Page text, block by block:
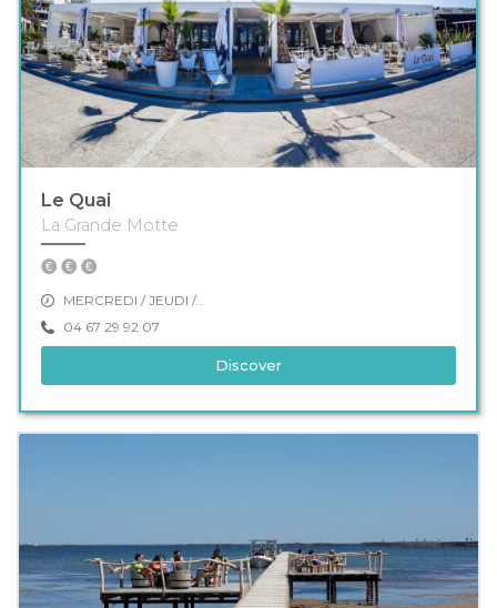
Le Quai
La Grande Motte
MERCREDI / JEUDI /...
04 67 29 92 07
Discover